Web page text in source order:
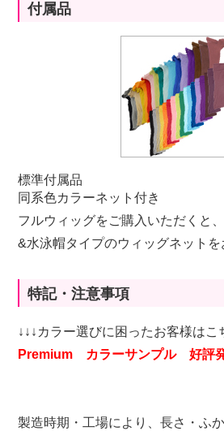
付属品
標準付属品
同系色カラーネット付き
フルウィッグをご購入いただくと
&水泳帽タイプのウィッグネットを
特記・注意事項
↓↓↓カラー選びに困ったお客様はこ
Premium カラーサンプル 好評
製造時期・工場により、長さ・ふ